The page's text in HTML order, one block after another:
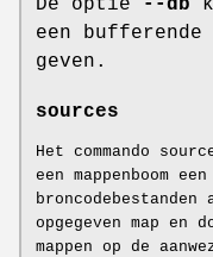
een
geven.
sources
Het commando
een mappenboom
opgegeven map en
mappen op de